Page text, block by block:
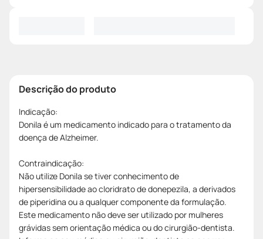
Descrição do produto
Indicação:
Donila é um medicamento indicado para o tratamento da
doença de Alzheimer.
Contraindicação:
Não utilize Donila se tiver conhecimento de
hipersensibilidade ao cloridrato de donepezila, a derivados
de piperidina ou a qualquer componente da formulação.
Este medicamento não deve ser utilizado por mulheres
grávidas sem orientação médica ou do cirurgião-dentista.